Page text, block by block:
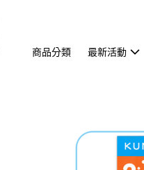
商品分類 最新活動